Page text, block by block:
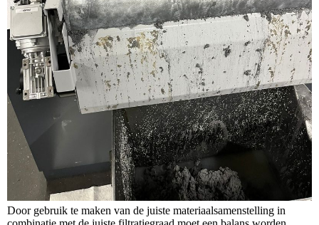
Door gebruik te maken van de juiste materiaalsamenstelling in